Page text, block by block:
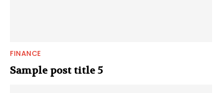
FINANCE
Sample post title 5